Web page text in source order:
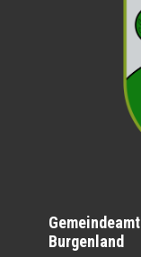
Burgenland